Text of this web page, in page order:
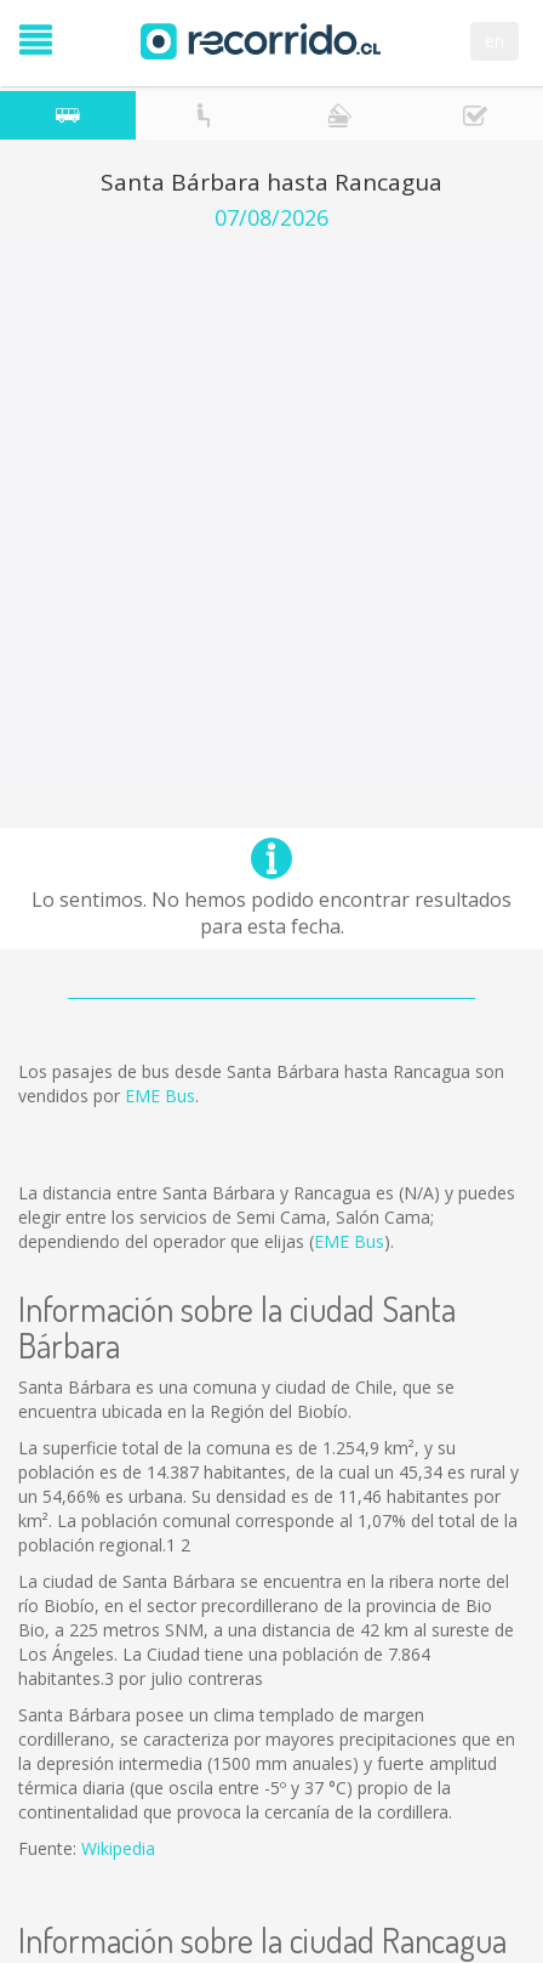
Santa Bárbara hasta Rancagua
07/08/2026
Lo sentimos. No hemos podido encontrar resultados
para esta fecha.
Los pasajes de bus desde Santa Bárbara hasta Rancagua son
vendidos por EME Bus.
La distancia entre Santa Bárbara y Rancagua es (N/A) y puedes
elegir entre los servicios de Semi Cama, Salón Cama;
dependiendo del operador que elijas (EME Bus).
Información sobre la ciudad Santa
Bárbara
Santa Bárbara es una comuna y ciudad de Chile, que se
encuentra ubicada en la Región del Biobío.
La superficie total de la comuna es de 1.254,9 km², y su
población es de 14.387 habitantes, de la cual un 45,34 es rural y
un 54,66% es urbana. Su densidad es de 11,46 habitantes por
km². La población comunal corresponde al 1,07% del total de la
población regional.1 2
La ciudad de Santa Bárbara se encuentra en la ribera norte del
río Biobío, en el sector precordillerano de la provincia de Bio
Bio, a 225 metros SNM, a una distancia de 42 km al sureste de
Los Ángeles. La Ciudad tiene una población de 7.864
habitantes.3 por julio contreras
Santa Bárbara posee un clima templado de margen
cordillerano, se caracteriza por mayores precipitaciones que en
la depresión intermedia (1500 mm anuales) y fuerte amplitud
térmica diaria (que oscila entre -5º y 37 °C) propio de la
continentalidad que provoca la cercanía de la cordillera.
Fuente: Wikipedia
Información sobre la ciudad Rancagua